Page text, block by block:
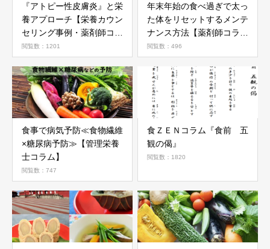
『アトピー性皮膚炎』と栄
養アプローチ【栄養カウン
セリング事例・薬剤師コラ
ム】
閲覧数：1201
年末年始の食べ過ぎで太っ
た体をリセットするメンテ
ナンス方法【薬剤師コラ
ム】
閲覧数：496
食事で病気予防≪食物繊維
×糖尿病予防≫【管理栄養
士コラム】
閲覧数：747
食ＺＥＮコラム『食前 五
観の偈』
閲覧数：1820